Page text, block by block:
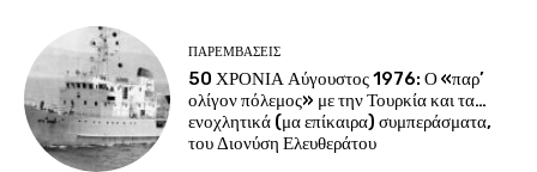
ΠΑΡΕΜΒΑΣΕΙΣ
50 ΧΡΟΝΙΑ Αύγουστος 1976: Ο «παρ’
ολίγον πόλεμος» με την Τουρκία και τα…
ενοχλητικά (μα επίκαιρα) συμπεράσματα,
του Διονύση Ελευθεράτου